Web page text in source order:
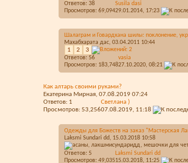
Ответов: 38
Просмотров: 69,094
Susila dasi
29.01.2014, 17:23
Шалаграм и Говардхана шилы: поклонение,
Махабхарата дас, 03.04.2011 10:44
1 2 3
Ответов: 56
Просмотров: 183,748
vasia
27.10.2020, 08:21
Как алтарь своими руками?
Екатерина Мирная, 07.08.2019 07:24
Ответов: 1
Просмотров: 53,256
Светлана )
07.08.2019, 11:18
Одежды для Божеств на заказ "Мастерская
Laksmi Sundari dd, 15.03.2018 10:58
Ответов: 5
Просмотров: 49,035
Laksmi Sundari dd
15.03.2018, 11:25